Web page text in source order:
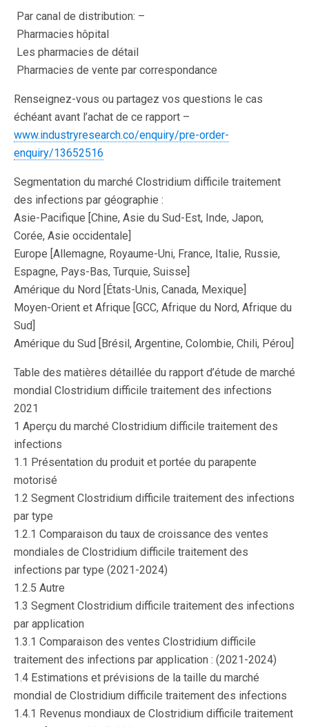
Par canal de distribution: –
Pharmacies hôpital
Les pharmacies de détail
Pharmacies de vente par correspondance
Renseignez-vous ou partagez vos questions le cas
échéant avant l’achat de ce rapport –
www.industryresearch.co/enquiry/pre-order-
enquiry/13652516
Segmentation du marché Clostridium difficile traitement
des infections par géographie :
Asie-Pacifique [Chine, Asie du Sud-Est, Inde, Japon,
Corée, Asie occidentale]
Europe [Allemagne, Royaume-Uni, France, Italie, Russie,
Espagne, Pays-Bas, Turquie, Suisse]
Amérique du Nord [États-Unis, Canada, Mexique]
Moyen-Orient et Afrique [GCC, Afrique du Nord, Afrique du
Sud]
Amérique du Sud [Brésil, Argentine, Colombie, Chili, Pérou]
Table des matières détaillée du rapport d’étude de marché
mondial Clostridium difficile traitement des infections
2021
1 Aperçu du marché Clostridium difficile traitement des
infections
1.1 Présentation du produit et portée du parapente
motorisé
1.2 Segment Clostridium difficile traitement des infections
par type
1.2.1 Comparaison du taux de croissance des ventes
mondiales de Clostridium difficile traitement des
infections par type (2021-2024)
1.2.5 Autre
1.3 Segment Clostridium difficile traitement des infections
par application
1.3.1 Comparaison des ventes Clostridium difficile
traitement des infections par application : (2021-2024)
1.4 Estimations et prévisions de la taille du marché
mondial de Clostridium difficile traitement des infections
1.4.1 Revenus mondiaux de Clostridium difficile traitement